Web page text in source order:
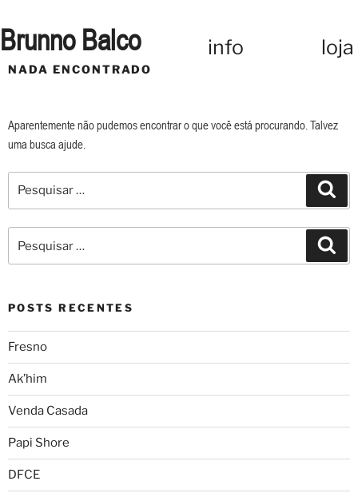
para
o
conteúdo
Brunno Balco info loja
NADA ENCONTRADO
Aparentemente não pudemos encontrar o que você está procurando. Talvez
uma busca ajude.
por:
por:
POSTS RECENTES
Fresno
Ak’him
Venda Casada
Papi Shore
DFCE